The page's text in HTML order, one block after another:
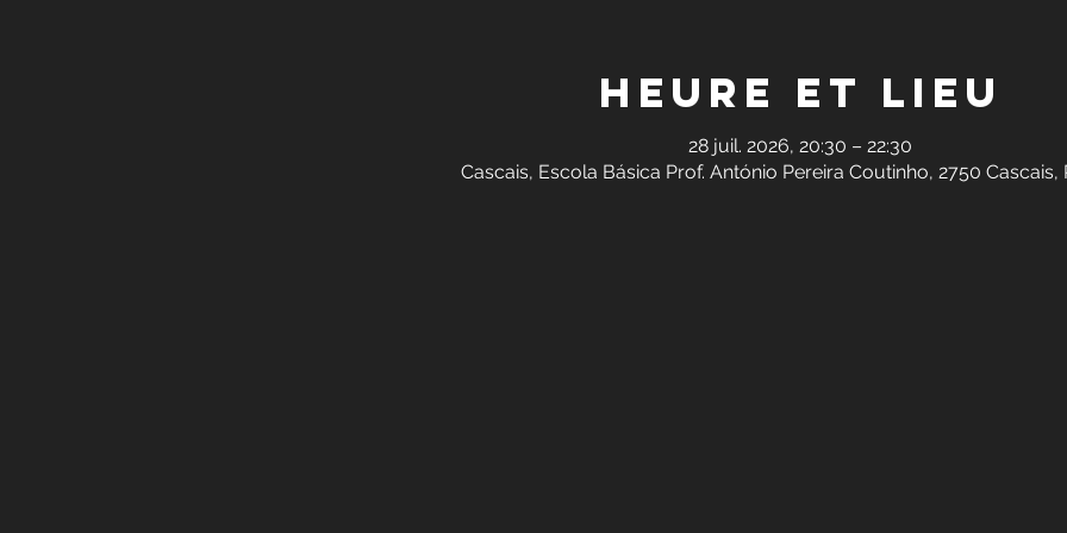
Heure et lieu
28 juil. 2026, 20:30 – 22:30
Cascais, Escola Básica Prof. António Pereira Coutinho, 2750